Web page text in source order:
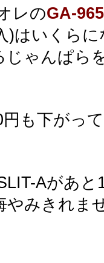
レのGA-
)はいくら
ゃんぱら
円も下がっ
Aがあ
みきれま